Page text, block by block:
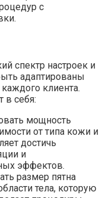
с
спектр настроек и
адаптированы
клиента.
в себя:
мощность
от типа кожи и
достичь
и
эффектов.
размер пятна
тела, которую